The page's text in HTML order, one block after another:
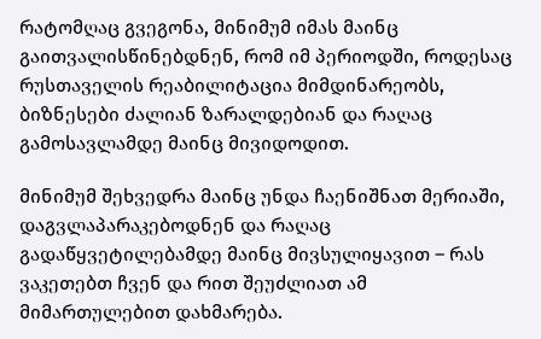
რატომღაც გვეგონა, მინიმუმ იმას მაინც
გაითვალისწინებდნენ, რომ იმ პერიოდში, როდესაც
რუსთაველის რეაბილიტაცია მიმდინარეობს,
ბიზნესები ძალიან ზარალდებიან და რაღაც
გამოსავლამდე მაინც მივიდოდით.
მინიმუმ შეხვედრა მაინც უნდა ჩაენიშნათ მერიაში,
დაგვლაპარაკებოდნენ და რაღაც
გადაწყვეტილებამდე მაინც მივსულიყავით – რას
ვაკეთებთ ჩვენ და რით შეუძლიათ ამ
მიმართულებით დახმარება.